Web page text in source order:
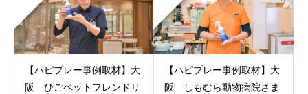
【ハピプレー事例取材】大
阪 ひごペットフレンドリ
【ハピプレー事例取材】大
阪 しもむら動物病院さま